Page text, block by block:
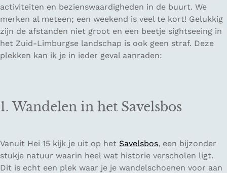
activiteiten en bezienswaardigheden in de buurt. We
merken al meteen; een weekend is veel te kort! Gelukkig
zijn de afstanden niet groot en een beetje sightseeing in
het Zuid-Limburgse landschap is ook geen straf. Deze
plekken kan ik je in ieder geval aanraden:
1. Wandelen in het Savelsbos
Vanuit Hei 15 kijk je uit op het Savelsbos, een bijzonder
stukje natuur waarin heel wat historie verscholen ligt.
Dit is echt een plek waar je je wandelschoenen voor aan